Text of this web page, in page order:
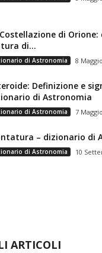
di
di...
di Astronomia 8
Definizione e
di Astronomia
di Astronomia 7
– dizionario di
di Astronomia 10
ARTICOLI